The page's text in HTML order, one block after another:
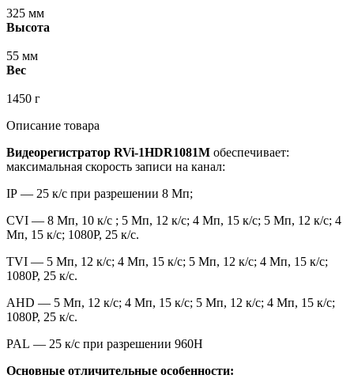
325 мм
Высота
55 мм
Вес
1450 г
Описание товара
Видеорегистратор RVi-1HDR1081M обеспечивает:
максимальная скорость записи на канал:
IP — 25 к/с при разрешении 8 Мп;
CVI — 8 Мп, 10 к/с ; 5 Мп, 12 к/с; 4 Мп, 15 к/с; 5 Мп, 12 к/с; 4
Мп, 15 к/с; 1080Р, 25 к/с.
TVI — 5 Мп, 12 к/с; 4 Мп, 15 к/с; 5 Мп, 12 к/с; 4 Мп, 15 к/с;
1080Р, 25 к/с.
AHD — 5 Мп, 12 к/с; 4 Мп, 15 к/с; 5 Мп, 12 к/с; 4 Мп, 15 к/с;
1080Р, 25 к/с.
PAL — 25 к/с при разрешении 960H
Основные отличительные особенности: